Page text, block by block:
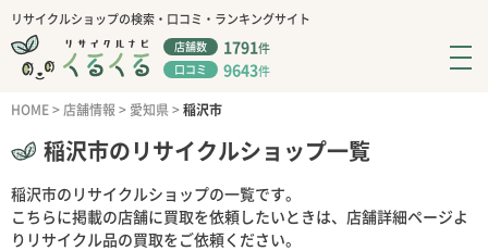
リサイクルショップの検索・口コミ・ランキングサイト
店舗数 1791件
口コミ 9643件
HOME>店舗情報 > 愛知県>稲沢市
稲沢市のリサイクルショップ一覧
稲沢市のリサイクルショップの一覧です。
こちらに掲載の店舗に買取を依頼したいときは、店舗詳細ページよ
りリサイクル品の買取をご依頼ください。